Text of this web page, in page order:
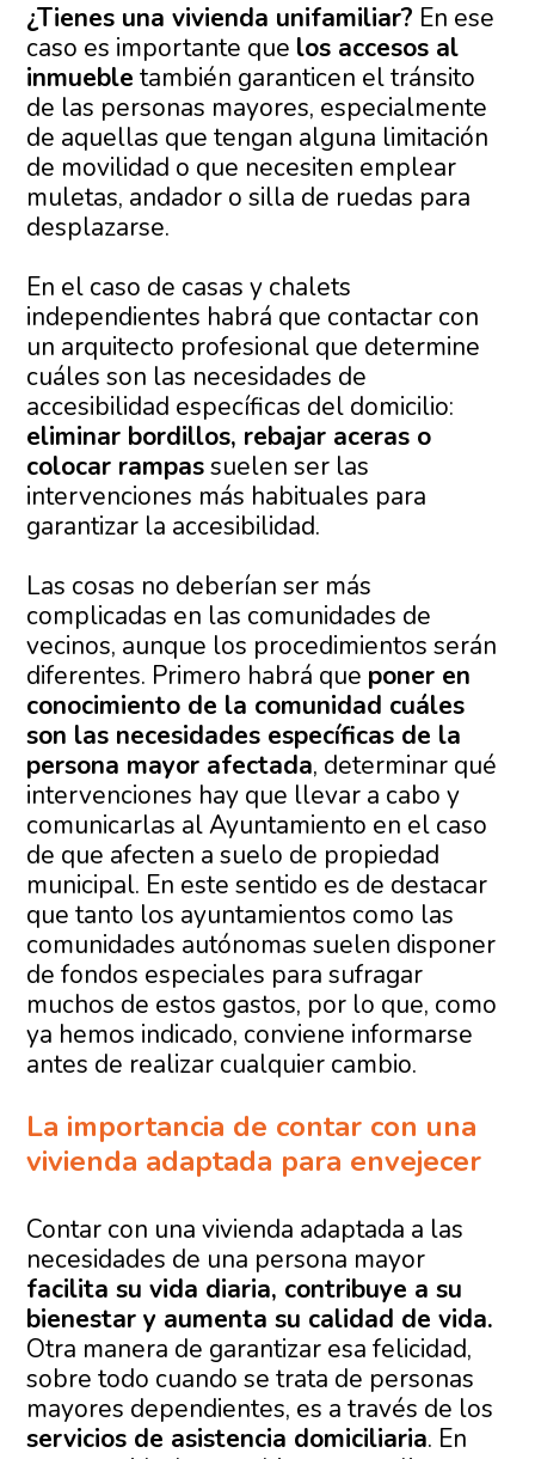
¿Tienes una vivienda unifamiliar? En ese
caso es importante que los accesos al
inmueble también garanticen el tránsito
de las personas mayores, especialmente
de aquellas que tengan alguna limitación
de movilidad o que necesiten emplear
muletas, andador o silla de ruedas para
desplazarse.
En el caso de casas y chalets
independientes habrá que contactar con
un arquitecto profesional que determine
cuáles son las necesidades de
accesibilidad específicas del domicilio:
eliminar bordillos, rebajar aceras o
colocar rampassuelen ser las
intervenciones más habituales para
garantizar la accesibilidad.
Las cosas no deberían ser más
complicadas en las comunidades de
vecinos, aunque los procedimientos serán
diferentes. Primero habrá que poner en
conocimiento de la comunidad cuáles
son las necesidades específicas de la
persona mayor afectada, determinar qué
intervenciones hay que llevar a cabo y
comunicarlas al Ayuntamiento en el caso
de que afecten a suelo de propiedad
municipal. En este sentido es de destacar
que tanto los ayuntamientos como las
comunidades autónomas suelen disponer
de fondos especiales para sufragar
muchos de estos gastos, por lo que, como
ya hemos indicado, conviene informarse
antes de realizar cualquier cambio.
La importancia de contar con una
vivienda adaptada para envejecer
Contar con una vivienda adaptada a las
necesidades de una persona mayor
facilita su vida diaria, contribuye a su
bienestar y aumenta su calidad de vida.
Otra manera de garantizar esa felicidad,
sobre todo cuando se trata de personas
mayores dependientes, es a través de los
servicios de asistencia domiciliaria. En